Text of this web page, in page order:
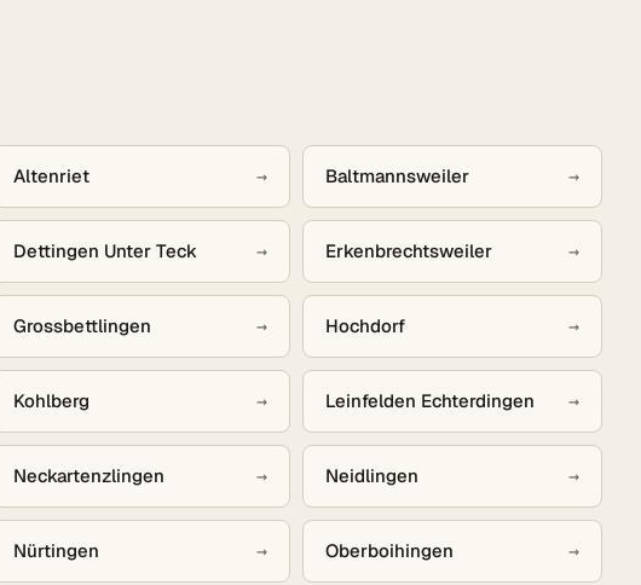
Altenriet → Baltmannsweiler →
Dettingen Unter Teck → Erkenbrechtsweiler →
Grossbettlingen → Hochdorf →
Kohlberg → Leinfelden Echterdingen →
Neckartenzlingen → Neidlingen →
Nürtingen → Oberboihingen →